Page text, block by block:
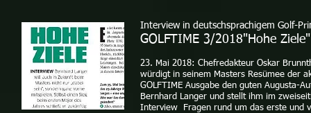
Interview in deutschsprachigem Golf-
GOLFTIME 3/2018"Hohe Ziele"
23. Mai 2018: Chefredakteur Oskar
würdigt in seinem Masters Resümee der
GOLFTIME Ausgabe den guten Augusta-
Bernhard Langer und stellt ihm im
Interview Fragen rund um das erste und